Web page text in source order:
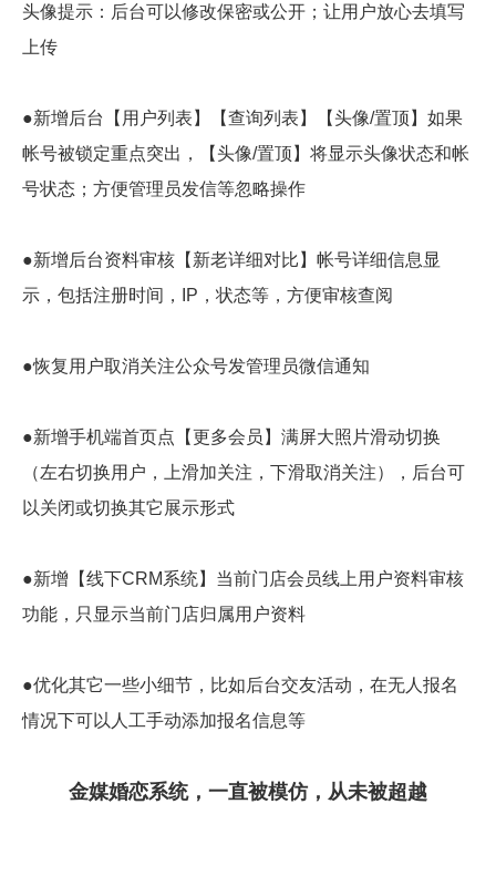
头像提示：后台可以修改保密或公开；让用户放心去填写
上传
●新增后台【用户列表】【查询列表】【头像/置顶】如果
帐号被锁定重点突出，【头像/置顶】将显示头像状态和帐
号状态；方便管理员发信等忽略操作
●新增后台资料审核【新老详细对比】帐号详细信息显
示，包括注册时间，IP，状态等，方便审核查阅
●恢复用户取消关注公众号发管理员微信通知
●新增手机端首页点【更多会员】满屏大照片滑动切换
（左右切换用户，上滑加关注，下滑取消关注），后台可
以关闭或切换其它展示形式
●新增【线下CRM系统】当前门店会员线上用户资料审核
功能，只显示当前门店归属用户资料
●优化其它一些小细节，比如后台交友活动，在无人报名
情况下可以人工手动添加报名信息等
金媒婚恋系统，一直被模仿，从未被超越